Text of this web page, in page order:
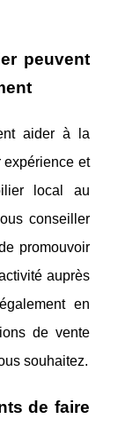
peuvent
aider à la
expérience et
local au
conseiller
promouvoir
auprès
en
de vente
souhaitez.
de faire